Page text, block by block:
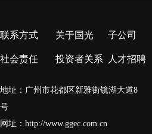
关于国光 子公司
投资者关系 人才招聘
地址：广州市花都区新雅街镜湖大道8
号
网址： http://www.ggec.com.cn
联系方式
社会责任